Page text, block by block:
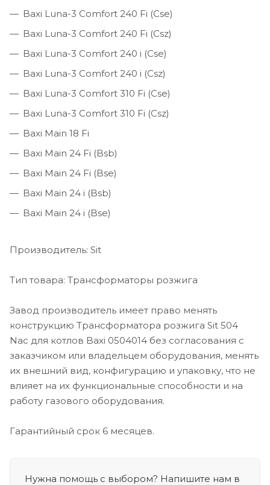
Baxi Luna-3 Comfort 240 Fi (Cse)
Baxi Luna-3 Comfort 240 Fi (Csz)
Baxi Luna-3 Comfort 240 i (Cse)
Baxi Luna-3 Comfort 240 i (Csz)
Baxi Luna-3 Comfort 310 Fi (Cse)
Baxi Luna-3 Comfort 310 Fi (Csz)
Baxi Main 18 Fi
Baxi Main 24 Fi (Bsb)
Baxi Main 24 Fi (Bse)
Baxi Main 24 i (Bsb)
Baxi Main 24 i (Bse)
Производитель: Sit
Тип товара: Трансформаторы розжига
Завод производитель имеет право менять
конструкцию Трансформатора розжига Sit 504
Nac для котлов Baxi 0504014 без согласования с
заказчиком или владельцем оборудования, менять
их внешний вид, конфигурацию и упаковку, что не
влияет на их функциональные способности и на
работу газового оборудования.
Гарантийный срок 6 месяцев.
Нужна помощь с выбором? Напишите нам в